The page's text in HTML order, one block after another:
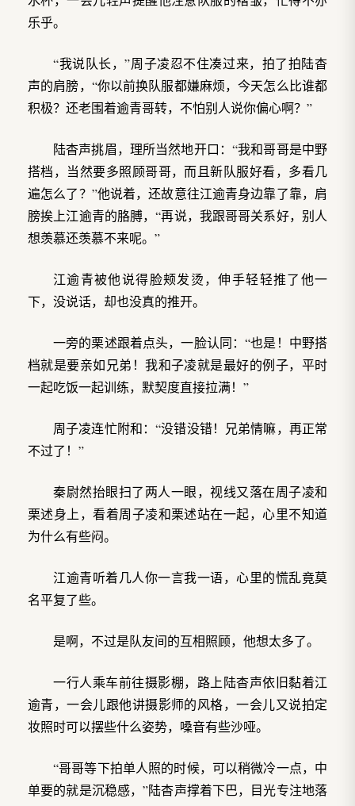
乐乎。
“我说队长，”周子凌忍不住凑过来，拍了拍陆杳
声的肩膀，“你以前换队服都嫌麻烦，今天怎么比谁都
积极？还老围着逾青哥转，不怕别人说你偏心啊？”
陆杳声挑眉，理所当然地开口：“我和哥哥是中野
搭档，当然要多照顾哥哥，而且新队服好看，多看几
遍怎么了？”他说着，还故意往江逾青身边靠了靠，肩
膀挨上江逾青的胳膊，“再说，我跟哥哥关系好，别人
想羡慕还羡慕不来呢。”
江逾青被他说得脸颊发烫，伸手轻轻推了他一
下，没说话，却也没真的推开。
一旁的栗述跟着点头，一脸认同：“也是！中野搭
档就是要亲如兄弟！我和子凌就是最好的例子，平时
一起吃饭一起训练，默契度直接拉满！”
周子凌连忙附和：“没错没错！兄弟情嘛，再正常
不过了！”
秦尉然抬眼扫了两人一眼，视线又落在周子凌和
栗述身上，看着周子凌和栗述站在一起，心里不知道
为什么有些闷。
江逾青听着几人你一言我一语，心里的慌乱竟莫
名平复了些。
是啊，不过是队友间的互相照顾，他想太多了。
一行人乘车前往摄影棚，路上陆杳声依旧黏着江
逾青，一会儿跟他讲摄影师的风格，一会儿又说拍定
妆照时可以摆些什么姿势，嗓音有些沙哑。
“哥哥等下拍单人照的时候，可以稍微冷一点，中
单要的就是沉稳感，”陆杳声撑着下巴，目光专注地落